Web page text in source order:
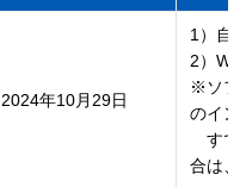
2024年10月29日
1）自
2）
※ソフ
のイン
すで
合は、